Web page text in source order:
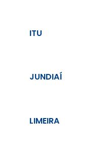
ITU
JUNDIAÍ
LIMEIRA